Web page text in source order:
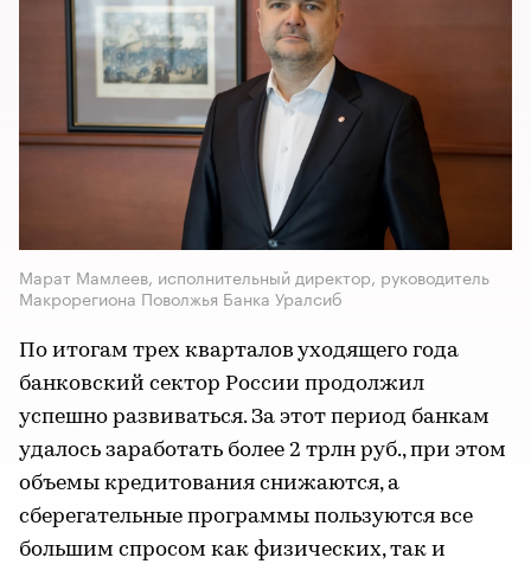
Марат Мамлеев, исполнительный директор, руководитель
Макрорегиона Поволжья Банка Уралсиб
По итогам трех кварталов уходящего года
банковский сектор России продолжил
успешно развиваться. За этот период банкам
удалось заработать более 2 трлн руб., при этом
объемы кредитования снижаются, а
сберегательные программы пользуются все
большим спросом как физических, так и